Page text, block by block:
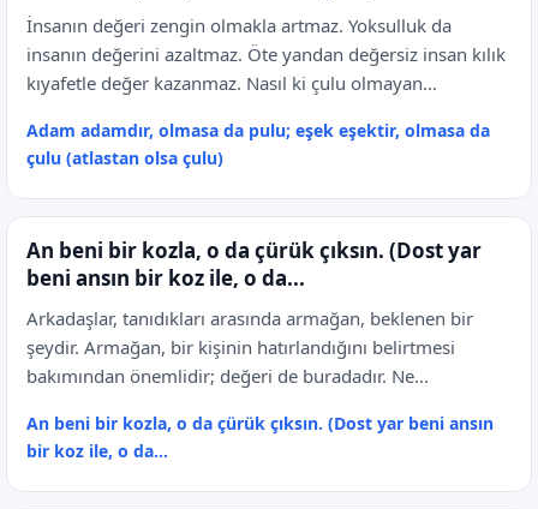
İnsanın değeri zengin olmakla artmaz. Yoksulluk da
insanın değerini azaltmaz. Öte yandan değersiz insan kılık
kıyafetle değer kazanmaz. Nasıl ki çulu olmayan...
Adam adamdır, olmasa da pulu; eşek eşektir, olmasa da
çulu (atlastan olsa çulu)
An beni bir kozla, o da çürük çıksın. (Dost yar
beni ansın bir koz ile, o da...
Arkadaşlar, tanıdıkları arasında armağan, beklenen bir
şeydir. Armağan, bir kişinin hatırlandığını belirtmesi
bakımından önemlidir; değeri de buradadır. Ne...
An beni bir kozla, o da çürük çıksın. (Dost yar beni ansın
bir koz ile, o da...